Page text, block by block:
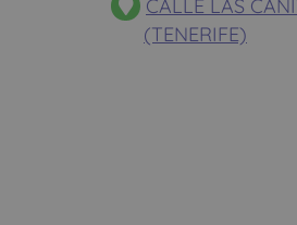
CALLE LAS
(TENERIFE)